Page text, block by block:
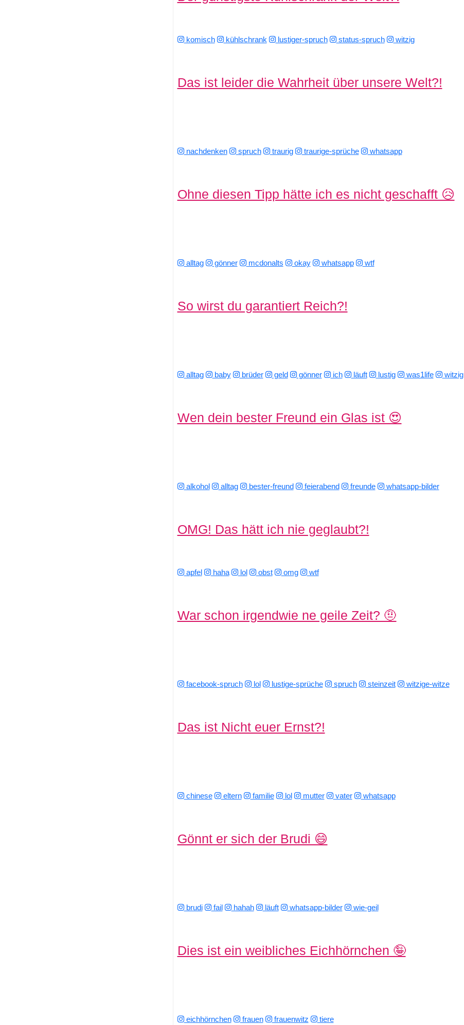
komisch kühlschrank lustiger-spruch status-spruch witzig
Das ist leider die Wahrheit über unsere Welt?!
nachdenken spruch traurig traurige-sprüche whatsapp
Ohne diesen Tipp hätte ich es nicht geschafft 😥
alltag gönner mcdonalts okay whatsapp wtf
So wirst du garantiert Reich?!
alltag baby brüder geld gönner ich läuft lustig was1life witzig
Wen dein bester Freund ein Glas ist 😍
alkohol alltag bester-freund feierabend freunde whatsapp-bilder
OMG! Das hätt ich nie geglaubt?!
apfel haha lol obst omg wtf
War schon irgendwie ne geile Zeit? 🤨
facebook-spruch lol lustige-sprüche spruch steinzeit witzige-witze
Das ist Nicht euer Ernst?!
chinese eltern familie lol mutter vater whatsapp
Gönnt er sich der Brudi 😄
brudi fail hahah läuft whatsapp-bilder wie-geil
Dies ist ein weibliches Eichhörnchen 🤪
eichhörnchen frauen frauenwitz tiere